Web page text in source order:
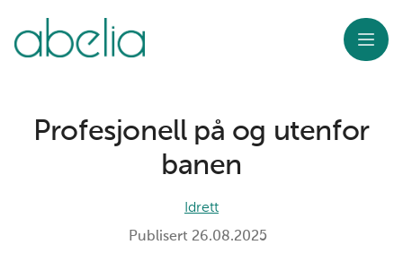
Meny
Profesjonell på og utenfor
banen
Idrett
Publisert 26.08.2025